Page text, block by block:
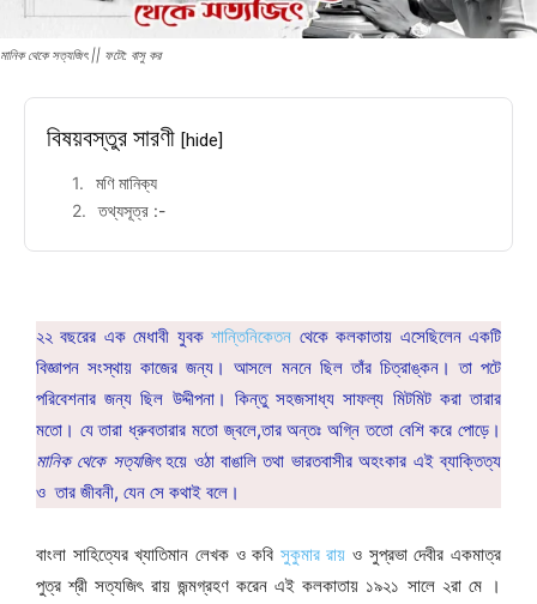
মানিক থেকে সত্যজিৎ || ফটো: বাসু কর
বিষয়বস্তুর সারণী [hide]
মণি মানিক্য
তথ্যসূত্র :-
২২ বছরের এক মেধাবী যুবকশান্তিনিকেতন থেকে কলকাতায় এসেছিলেন একটি
বিজ্ঞাপন সংস্থায় কাজের জন্য। আসলে মননে ছিল তাঁর চিত্রাঙ্কন। তা পটে
পরিবেশনার জন্য ছিল উদ্দীপনা। কিন্তু সহজসাধ্য সাফল্য মিটমিট করা তারার
মতো। যে তারা ধ্রুবতারার মতো জ্বলে,তার অন্তঃ অগ্নি ততো বেশি করে পোড়ে।
মানিক থেকে সত্যজিৎহয়ে ওঠা বাঙালি তথা ভারতবাসীর অহংকার এই ব্যাক্তিত্য
ও তার জীবনী, যেন সে কথাই বলে।
বাংলা সাহিত্যের খ্যাতিমান লেখক ও কবি সুকুমার রায় ও সুপ্রভা দেবীর একমাত্র
পুত্র শ্রী সত্যজিৎ রায় জন্মগ্রহণ করেন এই কলকাতায় ১৯২১ সালে ২রা মে ।